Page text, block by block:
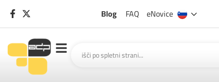
Blog FAQ eNovice